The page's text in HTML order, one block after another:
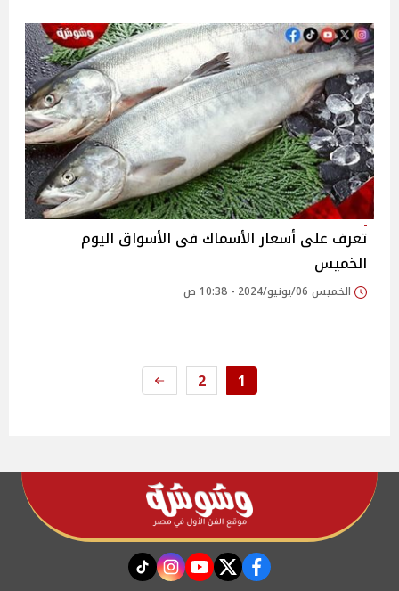
تعرف على أسعار الأسماك فى الأسواق اليوم
الخميس
الخميس 06/يونيو/2024 - 10:38 ص
1
2
facebook
twitter
youtube
instagram
tiktok